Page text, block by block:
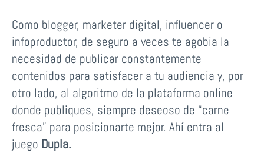
Como blogger, marketer digital, influencer o
infoproductor, de seguro a veces te agobia la
necesidad de publicar constantemente
contenidos para satisfacer a tu audiencia y, por
otro lado, al algoritmo de la plataforma online
donde publiques, siempre deseoso de “carne
fresca” para posicionarte mejor. Ahí entra al
juego Dupla.